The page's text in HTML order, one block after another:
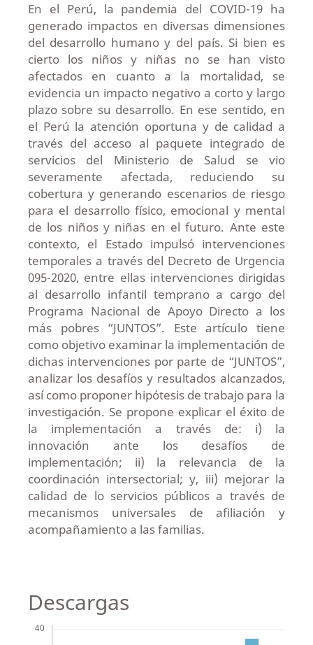
En el Perú, la pandemia del COVID-19 ha
generado impactos en diversas dimensiones
del desarrollo humano y del país. Si bien es
cierto los niños y niñas no se han visto
afectados en cuanto a la mortalidad, se
evidencia un impacto negativo a corto y largo
plazo sobre su desarrollo. En ese sentido, en
el Perú la atención oportuna y de calidad a
través del acceso al paquete integrado de
servicios del Ministerio de Salud se vio
severamente afectada, reduciendo su
cobertura y generando escenarios de riesgo
para el desarrollo físico, emocional y mental
de los niños y niñas en el futuro. Ante este
contexto, el Estado impulsó intervenciones
temporales a través del Decreto de Urgencia
095-2020, entre ellas intervenciones dirigidas
al desarrollo infantil temprano a cargo del
Programa Nacional de Apoyo Directo a los
más pobres “JUNTOS”. Este artículo tiene
como objetivo examinar la implementación de
dichas intervenciones por parte de “JUNTOS”,
analizar los desafíos y resultados alcanzados,
así como proponer hipótesis de trabajo para la
investigación. Se propone explicar el éxito de
la implementación a través de: i) la
innovación ante los desafíos de
implementación; ii) la relevancia de la
coordinación intersectorial; y, iii) mejorar la
calidad de lo servicios públicos a través de
mecanismos universales de afiliación y
acompañamiento a las familias.
Descargas